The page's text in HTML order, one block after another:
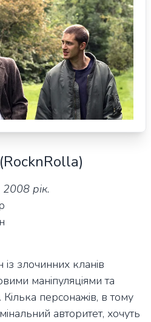
рік.
злочинних кланів
маніпуляціями та
персонажів, в тому
авторитет, хочуть